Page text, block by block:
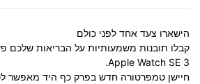
הישארו צעד אחד לפני כולם
קבלו תובנות משמעותיות על הבריאות שלכם
Apple Watch SE 3.
חיישן טמפרטורה חדש בפרק כף היד מאפשר